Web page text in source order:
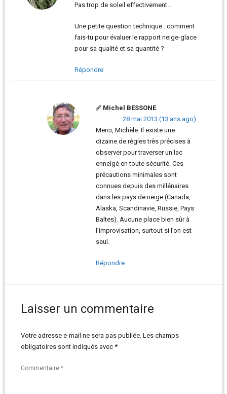
Pas trop de soleil effectivement…
Une petite question technique : comment
fais-tu pour évaluer le rapport neige-glace
pour sa qualité et sa quantité ?
Répondre
Michel BESSONE
28 mai 2013 (13 ans ago)
Merci, Michèle. Il existe une
dizaine de règles très précises à
observer pour traverser un lac
enneigé en toute sécurité. Ces
précautions minimales sont
connues depuis des millénaires
dans les pays de neige (Canada,
Alaska, Scandinavie, Russie, Pays
Baltes). Aucune place bien sûr à
l’improvisation, surtout si l’on est
seul.
Répondre
Laisser un commentaire
Votre adresse e-mail ne sera pas publiée. Les champs
obligatoires sont indiqués avec *
Commentaire *